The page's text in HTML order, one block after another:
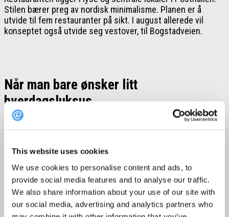
This website uses cookies
We use cookies to personalise content and ads, to
provide social media features and to analyse our traffic.
We also share information about your use of our site with
our social media, advertising and analytics partners who
Stilen bærer preg av nordisk minimalisme. Planen er å
utvide til fem restauranter på sikt. I august allerede vil
konseptet også utvide seg vestover, til Bogstadveien.
Når man bare ønsker litt
hverdagsluksus
tilbyr mer en hverdagsluksus. Her kan man forvente god
menyen finner man klassiske nigiri og maki set-menyer,
men også andre retter som poke bowls og special sashimi.
Det blir brukt vegansk majones i sushien, som gjør at de
fleste vegetar-sushiene også er veganske. Sammen med
maten kan du nyte et glass med økologisk vin fra små,